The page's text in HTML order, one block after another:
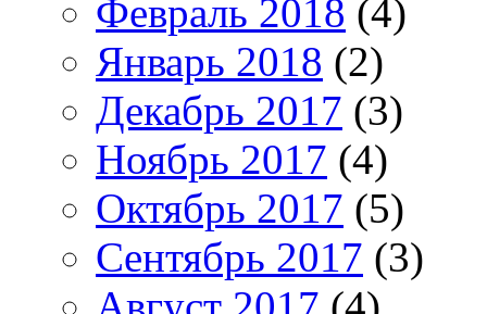
Февраль 2018 (4)
Январь 2018 (2)
Декабрь 2017 (3)
Ноябрь 2017 (4)
Октябрь 2017 (5)
Сентябрь 2017 (3)